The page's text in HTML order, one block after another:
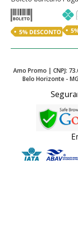
Amo Promo | CNPJ:
Belo Horizonte -